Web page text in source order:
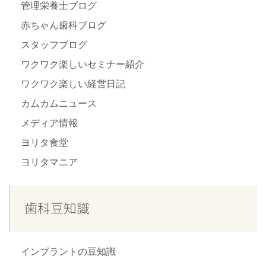
管理栄養士ブログ
赤ちゃん歯科ブログ
スタッフブログ
ワクワク楽しいセミナー紹介
ワクワク楽しい経営日記
カムカムニュース
メディア情報
ヨリタ食堂
ヨリタマニア
歯科豆知識
インプラントの豆知識